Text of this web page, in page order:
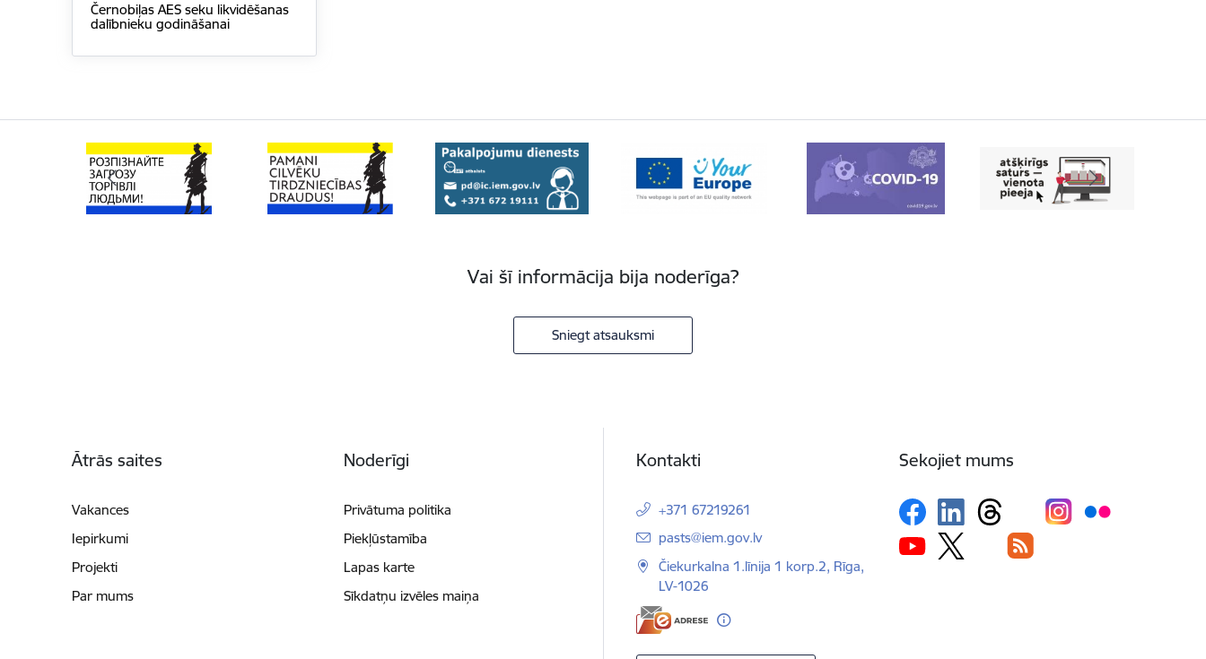
Černobiļas AES seku likvidēšanas
dalībnieku godināšanai
Vai šī informācija bija noderīga?
Sniegt atsauksmi
Ātrās saites
Vakances
Iepirkumi
Projekti
Par mums
Noderīgi
Privātuma politika
Piekļūstamība
Lapas karte
Sīkdatņu izvēles maiņa
Kontakti
+371 67219261
E-pasts:
pasts@iem.gov.lv
Čiekurkalna 1.līnija 1 korp.2, Rīga,
LV-1026
Sekojiet mums